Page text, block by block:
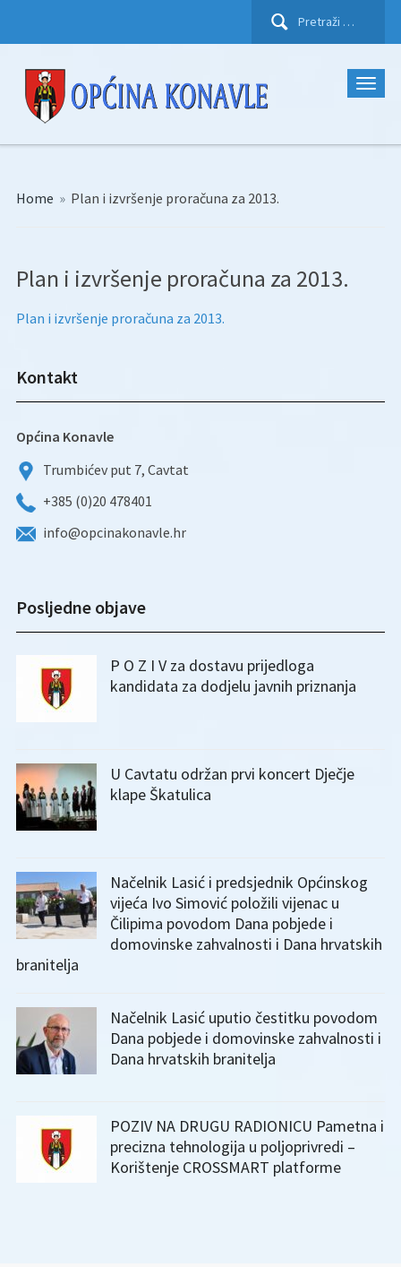
Pretraži:
Home » Plan i izvršenje proračuna za 2013.
Plan i izvršenje proračuna za 2013.
Plan i izvršenje proračuna za 2013.
Kontakt
Općina Konavle
Trumbićev put 7, Cavtat
+385 (0)20 478401
info@opcinakonavle.hr
Posljedne objave
P O Z I V za dostavu prijedloga
kandidata za dodjelu javnih priznanja
U Cavtatu održan prvi koncert Dječje
klape Škatulica
Načelnik Lasić i predsjednik Općinskog
vijeća Ivo Simović položili vijenac u
Čilipima povodom Dana pobjede i
domovinske zahvalnosti i Dana hrvatskih
branitelja
Načelnik Lasić uputio čestitku povodom
Dana pobjede i domovinske zahvalnosti i
Dana hrvatskih branitelja
POZIV NA DRUGU RADIONICU Pametna i
precizna tehnologija u poljoprivredi –
Korištenje CROSSMART platforme